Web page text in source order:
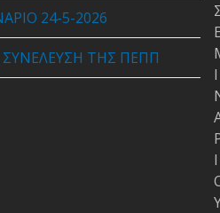
24-5-2026
ΣΥΝΕΛΕΥΣΗ ΤΗΣ ΠΕΠΠ
Ι
Ι